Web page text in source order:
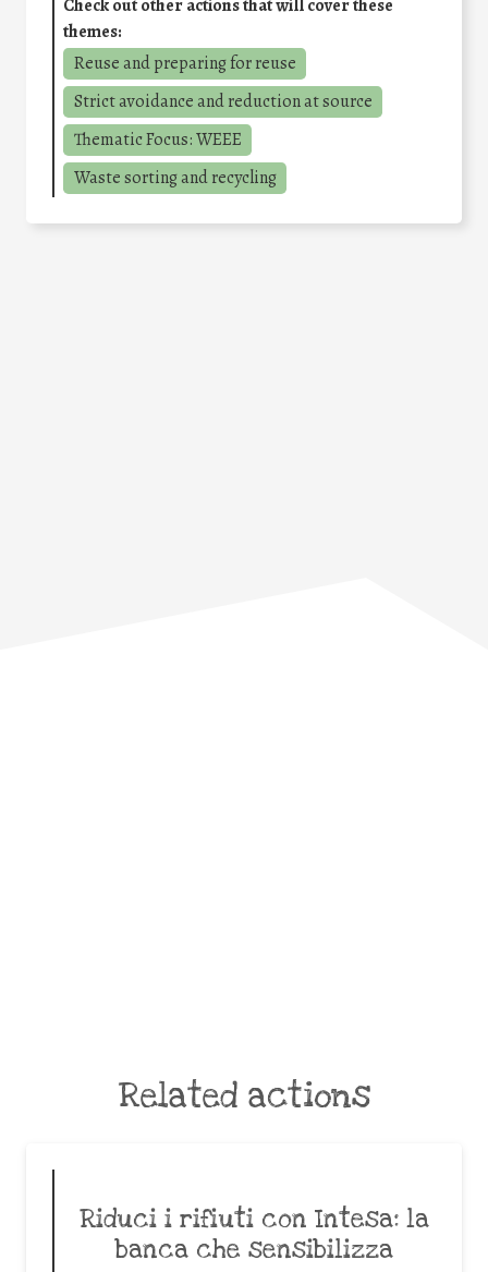
Check out other actions that will cover these
themes:
Reuse and preparing for reuse
Strict avoidance and reduction at source
Thematic Focus: WEEE
Waste sorting and recycling
Related actions
Riduci i rifiuti con Intesa: la
banca che sensibilizza